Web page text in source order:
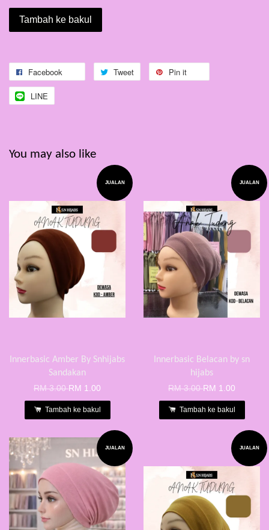
Tambah ke bakul
Facebook Tweet Pin it
LINE
You may also like
JUALAN
Innerbasic Amber By Snhijabs
Sandakan
RM 3.00RM 1.00
Tambah ke bakul
JUALAN
Innerbasic Belacan by sn
hijabs
RM 3.00RM 1.00
Tambah ke bakul
JUALAN JUALAN